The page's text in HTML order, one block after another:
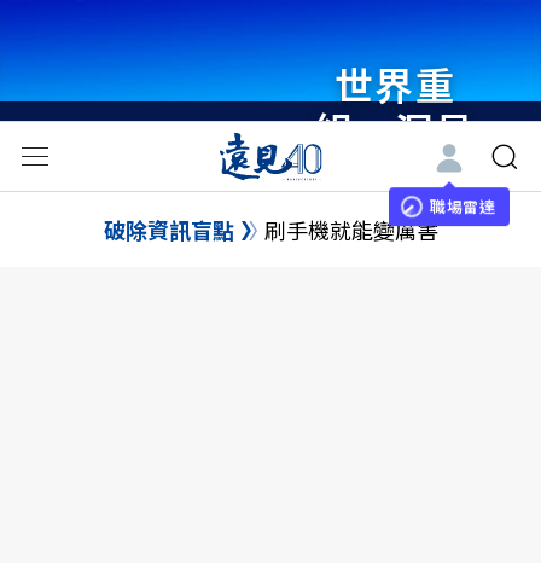
世界重
組・洞見
未來 與
世界領袖
職場雷達
破除資訊盲點 刷手機就能變厲害